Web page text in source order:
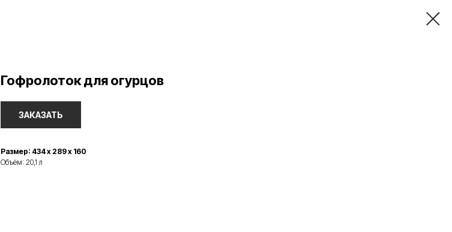
Гофролоток для огурцов
ЗАКАЗАТЬ
Размер: 434 х 289 х 160
Объём: 20,1 л